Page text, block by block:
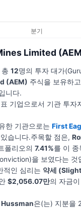
Limited
12명의 투자 대가
(AEM) 주식을 보유하
니다.
기업으로서 기관 투자
한 기관으로는 First
습니다.주목할 점은,
폴리오의 7.41%를 이 종
을 보였다는 것
적인 심리는 약세
$2,056.07만의 자금
은(는) 지분을